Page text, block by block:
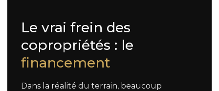
Le vrai frein des
copropriétés : le
financement
Dans la réalité du terrain, beaucoup